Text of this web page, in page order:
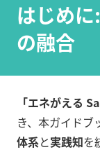
はじめ
の融合
「エネがえる
き、本ガイドブ
体系と実践知を